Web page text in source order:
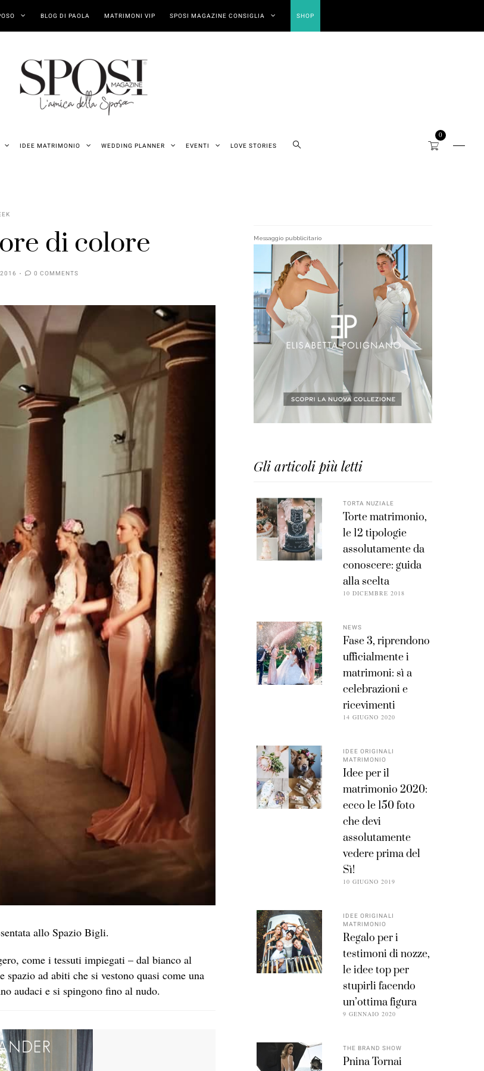
BLOG DI PAOLA MATRIMONI VIP SPOSI MAGAZINE CONSIGLIA SHOP
IDEE MATRIMONIO WEDDING PLANNER EVENTI LOVE STORIES
0
di colore
0 COMMENTS
allo Spazio Bigli.
come i tessuti impiegati – dal bianco al
spazio ad abiti che si vestono quasi come una
audaci e si spingono fino al nudo.
Messaggio pubblicitario
Gli articoli più letti
TORTA NUZIALE
Torte matrimonio,
le 12 tipologie
assolutamente da
conoscere: guida
alla scelta
10 DICEMBRE 2018
NEWS
Fase 3, riprendono
ufficialmente i
matrimoni: sì a
celebrazioni e
ricevimenti
14 GIUGNO 2020
IDEE ORIGINALI
MATRIMONIO
Idee per il
matrimonio 2020:
ecco le 150 foto
che devi
assolutamente
vedere prima del
Sì!
10 GIUGNO 2019
IDEE ORIGINALI
MATRIMONIO
Regalo per i
testimoni di nozze,
le idee top per
stupirli facendo
un’ottima figura
9 GENNAIO 2020
THE BRAND SHOW
Pnina Tornai